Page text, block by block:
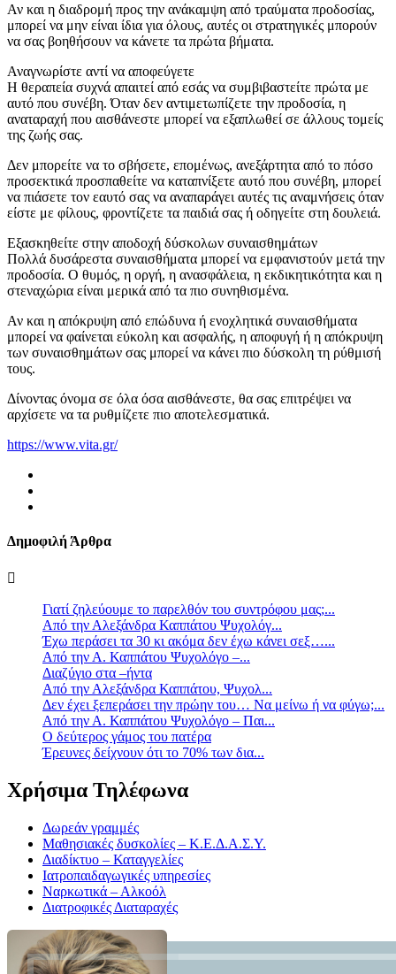
Αν και η διαδρομή προς την ανάκαμψη από τραύματα προδοσίας,
μπορεί να μην είναι ίδια για όλους, αυτές οι στρατηγικές μπορούν
να σας βοηθήσουν να κάνετε τα πρώτα βήματα.
Αναγνωρίστε αντί να αποφεύγετε
Η θεραπεία συχνά απαιτεί από εσάς να συμβιβαστείτε πρώτα με
αυτό που συνέβη. Όταν δεν αντιμετωπίζετε την προδοσία, η
αναταραχή που αισθάνεστε μπορεί να εξαπλωθεί σε άλλους τομείς
της ζωής σας.
Δεν μπορείτε να το σβήσετε, επομένως, ανεξάρτητα από το πόσο
προσεκτικά προσπαθείτε να καταπνίξετε αυτό που συνέβη, μπορεί
να πιάσετε τον εαυτό σας να αναπαράγει αυτές τις αναμνήσεις όταν
είστε με φίλους, φροντίζετε τα παιδιά σας ή οδηγείτε στη δουλειά.
Εξασκηθείτε στην αποδοχή δύσκολων συναισθημάτων
Πολλά δυσάρεστα συναισθήματα μπορεί να εμφανιστούν μετά την
προδοσία. Ο θυμός, η οργή, η ανασφάλεια, η εκδικητικότητα και η
στεναχώρια είναι μερικά από τα πιο συνηθισμένα.
Αν και η απόκρυψη από επώδυνα ή ενοχλητικά συναισθήματα
μπορεί να φαίνεται εύκολη και ασφαλής, η αποφυγή ή η απόκρυψη
των συναισθημάτων σας μπορεί να κάνει πιο δύσκολη τη ρύθμισή
τους.
Δίνοντας όνομα σε όλα όσα αισθάνεστε, θα σας επιτρέψει να
αρχίσετε να τα ρυθμίζετε πιο αποτελεσματικά.
https://www.vita.gr/
Δημοφιλή Άρθρα
Γιατί ζηλεύουμε το παρελθόν του συντρόφου μας;...
Από την Αλεξάνδρα Καππάτου Ψυχολόγ...
Έχω περάσει τα 30 κι ακόμα δεν έχω κάνει σεξ…...
Από την Α. Καππάτου Ψυχολόγο –...
Διαζύγιο στα –ήντα
Από την Αλεξάνδρα Καππάτου, Ψυχολ...
Δεν έχει ξεπεράσει την πρώην του… Να μείνω ή να φύγω;...
Από την Α. Καππάτου Ψυχολόγο – Παι...
Ο δεύτερος γάμος του πατέρα
Έρευνες δείχνουν ότι το 70% των δια...
Χρήσιμα Τηλέφωνα
Δωρεάν γραμμές
Μαθησιακές δυσκολίες – Κ.Ε.Δ.Α.Σ.Υ.
Διαδίκτυο – Καταγγελίες
Ιατροπαιδαγωγικές υπηρεσίες
Ναρκωτικά – Αλκοόλ
Διατροφικές Διαταραχές